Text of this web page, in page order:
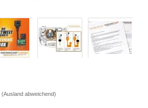
(Ausland abweichend)